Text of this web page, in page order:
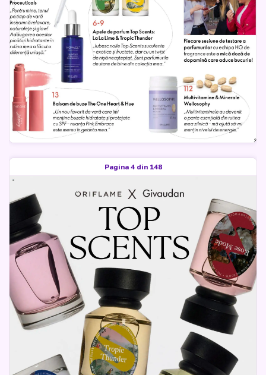
Pagina 4 din 148